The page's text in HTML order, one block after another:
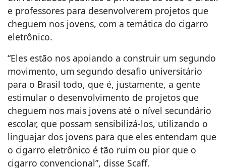
e professores para desenvolverem projetos que
cheguem nos jovens, com a temática do cigarro
eletrônico.
“Eles estão nos apoiando a construir um segundo
movimento, um segundo desafio universitário
para o Brasil todo, que é, justamente, a gente
estimular o desenvolvimento de projetos que
cheguem nos mais jovens até o nível secundário
escolar, que possam sensibilizá-los, utilizando o
linguajar dos jovens para que eles entendam que
o cigarro eletrônico é tão ruim ou pior que o
cigarro convencional”, disse Scaff.